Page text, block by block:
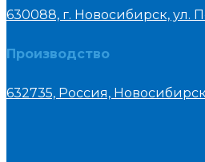
630088, г. Новосибирск, ул.
Производство
632735, Россия,